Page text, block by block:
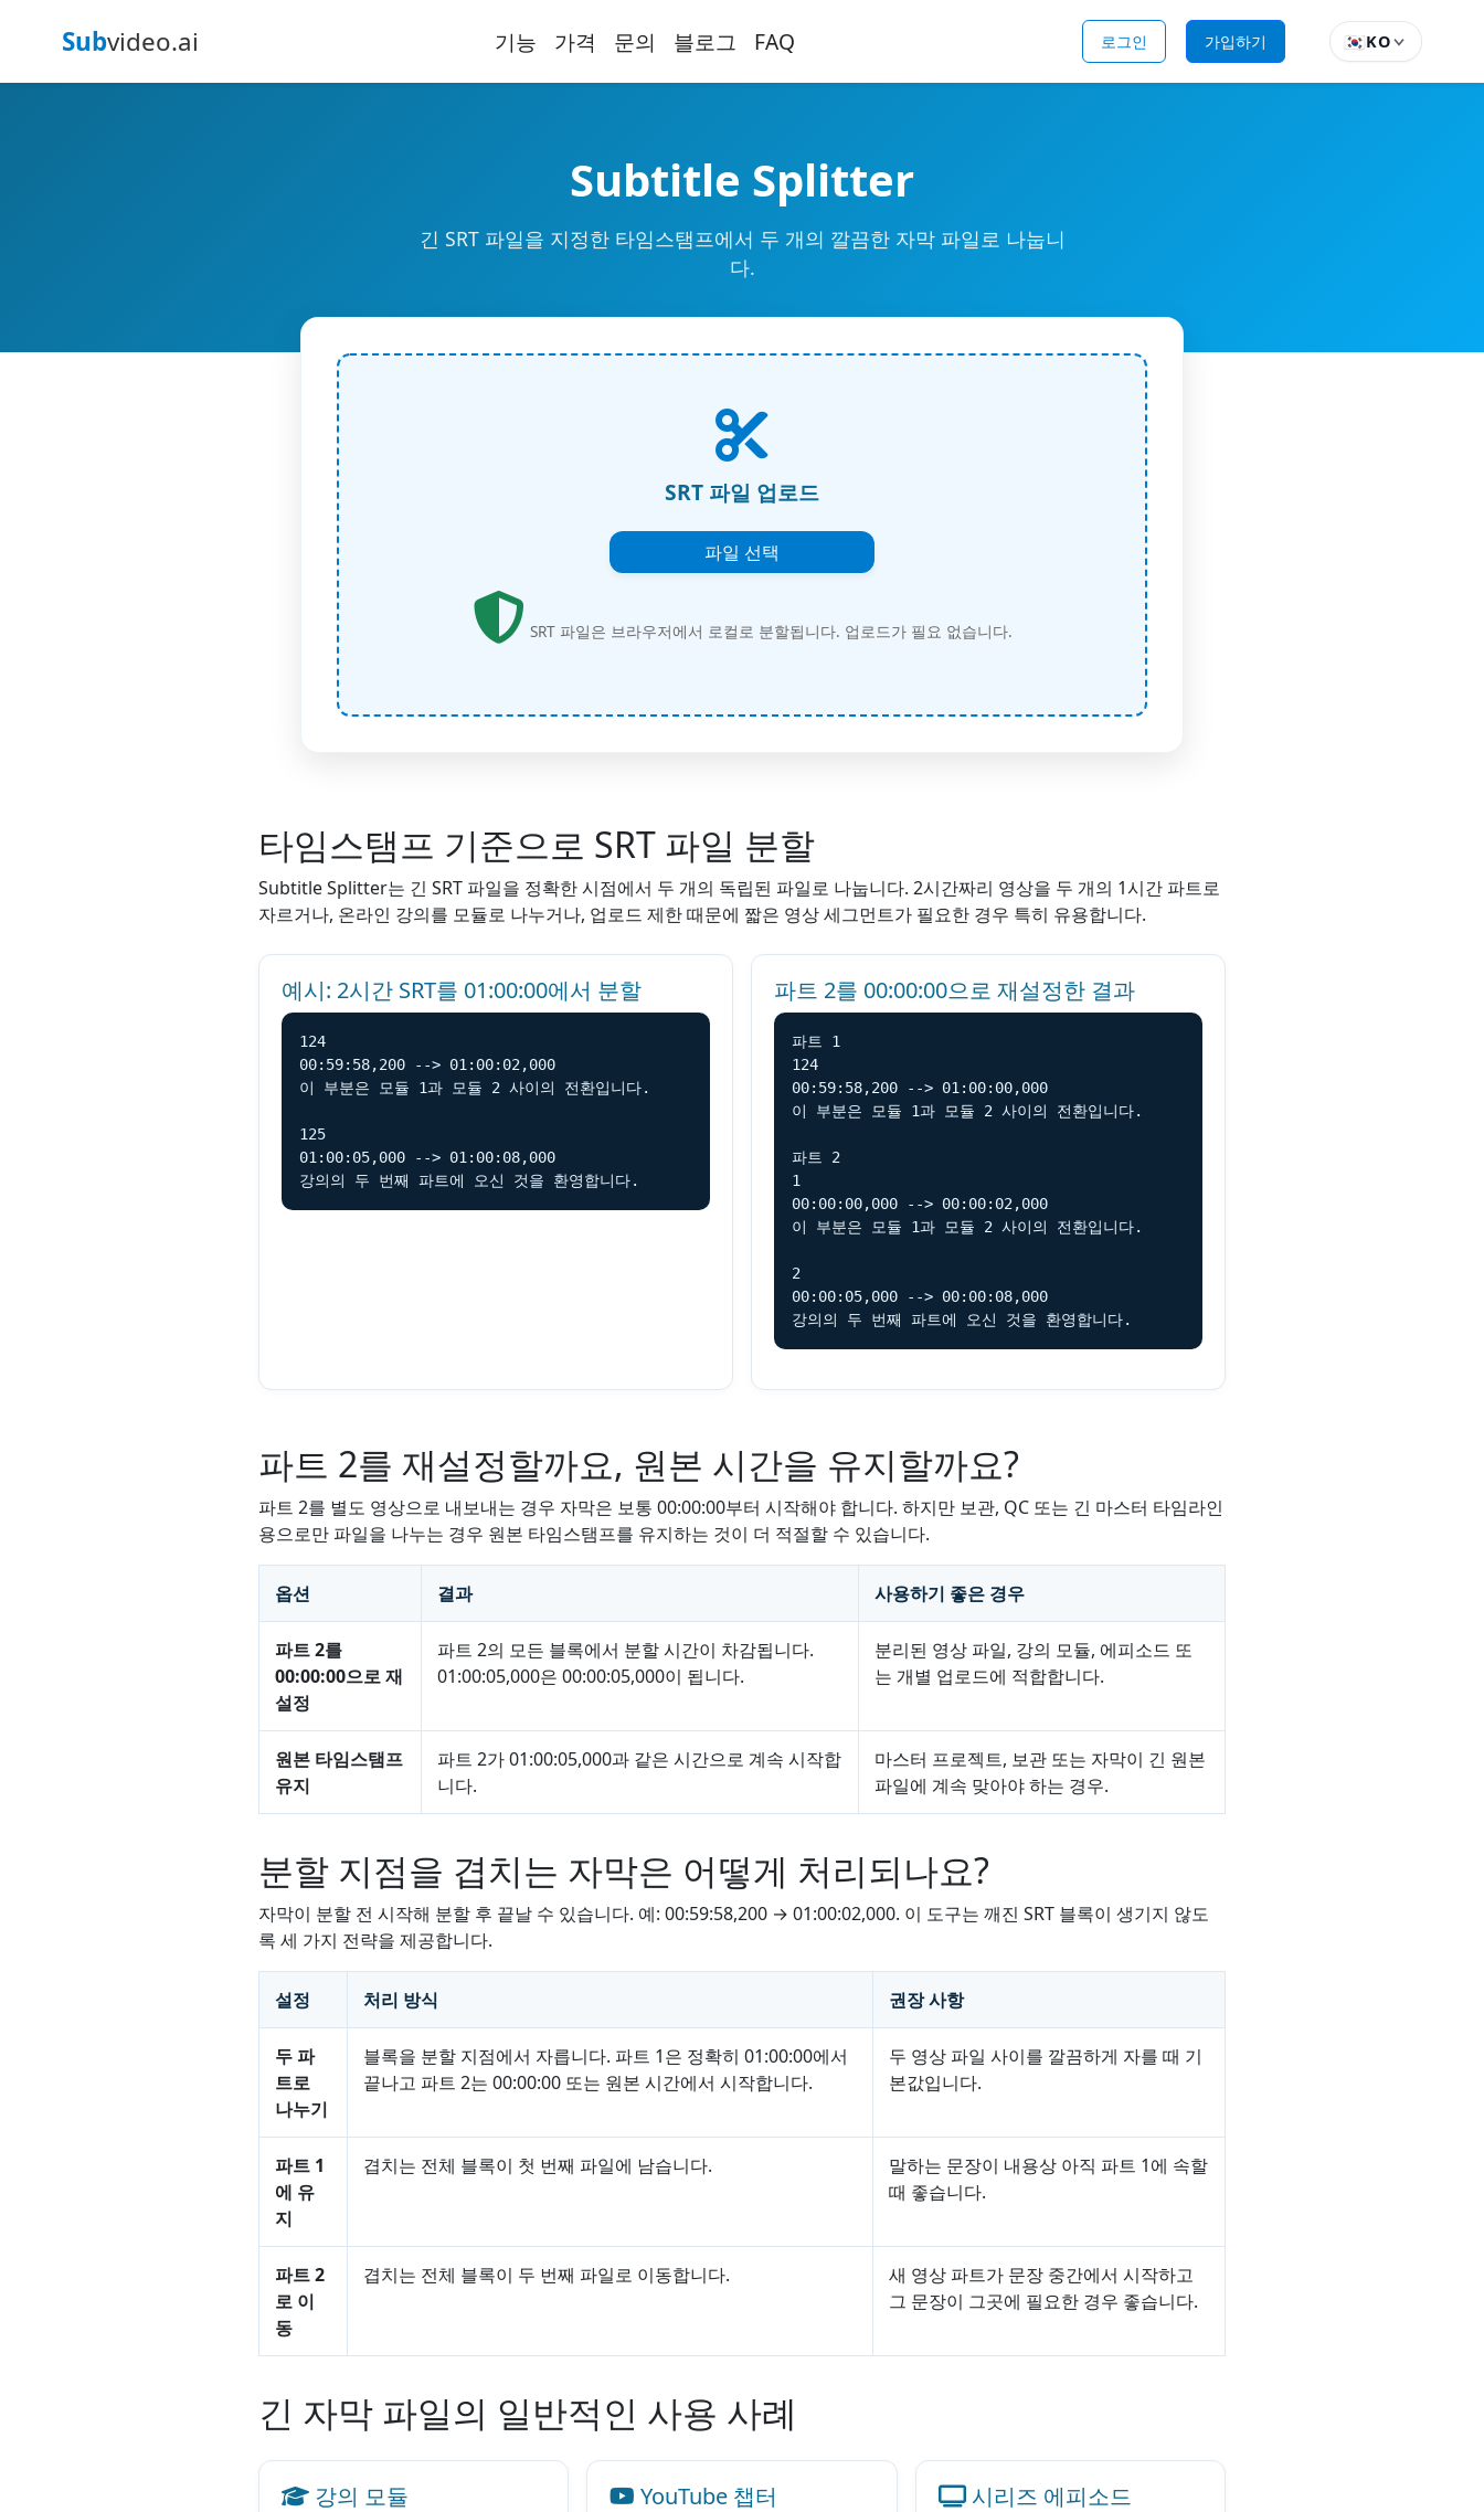
Subvideo.ai 기능 가격 문의 블로그 FAQ 로그인 가입하기 🇰🇷KO
Subtitle Splitter
긴 SRT 파일을 지정한 타임스탬프에서 두 개의 깔끔한 자막 파일로 나눕니
다.
SRT 파일 업로드
파일 선택
SRT 파일은 브라우저에서 로컬로 분할됩니다. 업로드가 필요 없습니다.
타임스탬프 기준으로 SRT 파일 분할
Subtitle Splitter는 긴 SRT 파일을 정확한 시점에서 두 개의 독립된 파일로 나눕니다. 2시간짜리 영상을 두 개의 1시간 파트로
자르거나, 온라인 강의를 모듈로 나누거나, 업로드 제한 때문에 짧은 영상 세그먼트가 필요한 경우 특히 유용합니다.
예시: 2시간 SRT를 01:00:00에서 분할
124
00:59:58,200 --> 01:00:02,000
이 부분은 모듈 1과 모듈 2 사이의 전환입니다.
125
01:00:05,000 --> 01:00:08,000
강의의 두 번째 파트에 오신 것을 환영합니다.
파트 2를 00:00:00으로 재설정한 결과
파트 1
124
00:59:58,200 --> 01:00:00,000
이 부분은 모듈 1과 모듈 2 사이의 전환입니다.
파트 2
1
00:00:00,000 --> 00:00:02,000
이 부분은 모듈 1과 모듈 2 사이의 전환입니다.
2
00:00:05,000 --> 00:00:08,000
강의의 두 번째 파트에 오신 것을 환영합니다.
파트 2를 재설정할까요, 원본 시간을 유지할까요?
파트 2를 별도 영상으로 내보내는 경우 자막은 보통 00:00:00부터 시작해야 합니다. 하지만 보관, QC 또는 긴 마스터 타임라인
용으로만 파일을 나누는 경우 원본 타임스탬프를 유지하는 것이 더 적절할 수 있습니다.
옵션 결과 사용하기 좋은 경우
파트 2를
00:00:00으로 재
설정
파트 2의 모든 블록에서 분할 시간이 차감됩니다.
01:00:05,000은 00:00:05,000이 됩니다.
분리된 영상 파일, 강의 모듈, 에피소드 또
는 개별 업로드에 적합합니다.
원본 타임스탬프
유지
파트 2가 01:00:05,000과 같은 시간으로 계속 시작합
니다.
마스터 프로젝트, 보관 또는 자막이 긴 원본
파일에 계속 맞아야 하는 경우.
분할 지점을 겹치는 자막은 어떻게 처리되나요?
자막이 분할 전 시작해 분할 후 끝날 수 있습니다. 예: 00:59:58,200 → 01:00:02,000. 이 도구는 깨진 SRT 블록이 생기지 않도
록 세 가지 전략을 제공합니다.
설정 처리 방식 권장 사항
두 파
트로
나누기
블록을 분할 지점에서 자릅니다. 파트 1은 정확히 01:00:00에서
끝나고 파트 2는 00:00:00 또는 원본 시간에서 시작합니다.
두 영상 파일 사이를 깔끔하게 자를 때 기
본값입니다.
파트 1
에 유
지
겹치는 전체 블록이 첫 번째 파일에 남습니다.
말하는 문장이 내용상 아직 파트 1에 속할
때 좋습니다.
파트 2
로 이
동
겹치는 전체 블록이 두 번째 파일로 이동합니다.
새 영상 파트가 문장 중간에서 시작하고
그 문장이 그곳에 필요한 경우 좋습니다.
긴 자막 파일의 일반적인 사용 사례
강의 모듈 YouTube 챕터 시리즈 에피소드